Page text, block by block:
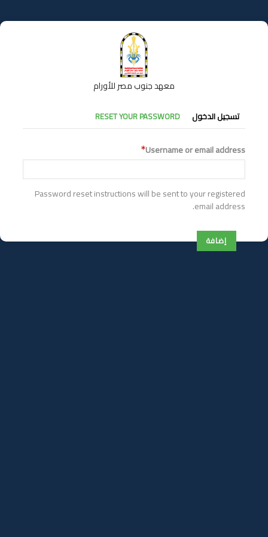
إلى
المحتوى
معهد جنوب مصر للأورام
التبويبات
الأساسية
تسجيل الدخول RESET YOUR PASSWORD
Username or email address
Password reset instructions will be sent to your registered
email address.